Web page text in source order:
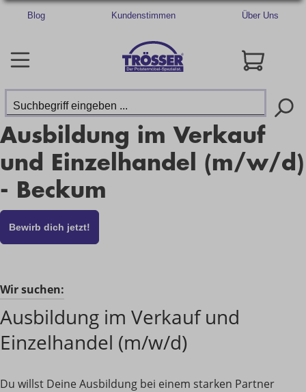
Blog Kundenstimmen Über Uns
Ausbildung im Verkauf
und Einzelhandel (m/w/d)
- Beckum
Bewirb dich jetzt!
Wir suchen:
Ausbildung im Verkauf und
Einzelhandel (m/w/d)
Du willst Deine Ausbildung bei einem starken Partner